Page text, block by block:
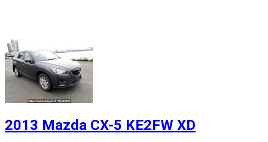
2013 Mazda CX-5 KE2FW XD